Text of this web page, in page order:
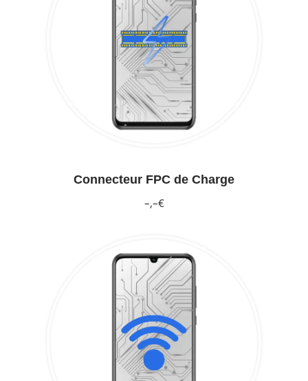
Connecteur FPC de Charge
–,–€